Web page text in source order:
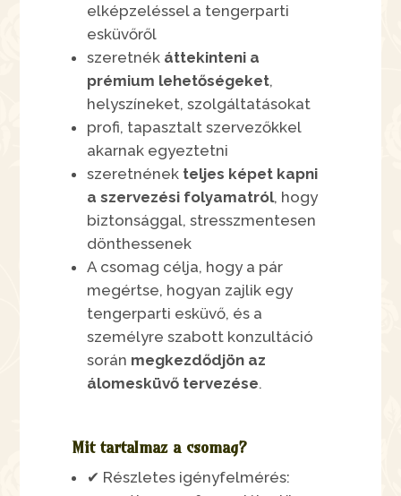
elképzeléssel a tengerparti
esküvőről
szeretnék áttekinteni a
prémium lehetőségeket,
helyszíneket, szolgáltatásokat
profi, tapasztalt szervezőkkel
akarnak egyeztetni
szeretnének teljes képet kapni
a szervezési folyamatról, hogy
biztonsággal, stresszmentesen
dönthessenek
A csomag célja, hogy a pár
megértse, hogyan zajlik egy
tengerparti esküvő, és a
személyre szabott konzultáció
során megkezdődjön az
álomesküvő tervezése.
Mit tartalmaz a csomag?
✔ Részletes igényfelmérés: